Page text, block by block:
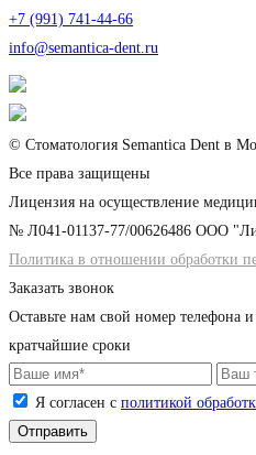
+7 (991) 741-44-66
info@semantica-dent.ru
© Стоматология Semantica Dent в
Все права защищены
Лицензия на осуществление
№ Л041-01137-77/00626486 ООО
Политика в отношении обработки
Заказать звонок
Оставьте нам свой номер телефона
кратчайшие сроки
Я согласен с политикой